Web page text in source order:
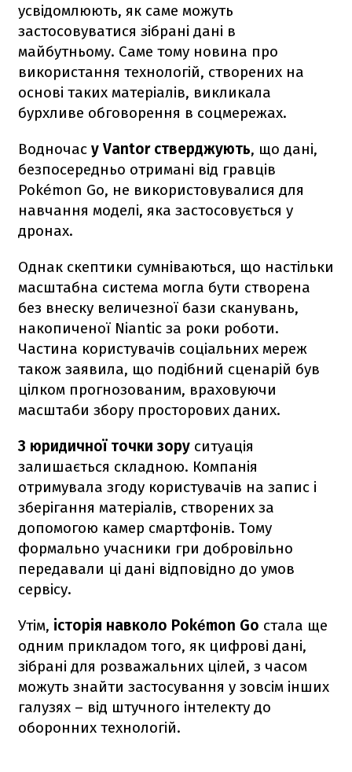
усвідомлюють, як саме можуть
застосовуватися зібрані дані в
майбутньому. Саме тому новина про
використання технологій, створених на
основі таких матеріалів, викликала
бурхливе обговорення в соцмережах.
Водночас у Vantor стверджують, що дані,
безпосередньо отримані від гравців
Pokémon Go, не використовувалися для
навчання моделі, яка застосовується у
дронах.
Однак скептики сумніваються, що настільки
масштабна система могла бути створена
без внеску величезної бази сканувань,
накопиченої Niantic за роки роботи.
Частина користувачів соціальних мереж
також заявила, що подібний сценарій був
цілком прогнозованим, враховуючи
масштаби збору просторових даних.
З юридичної точки зору ситуація
залишається складною. Компанія
отримувала згоду користувачів на запис і
зберігання матеріалів, створених за
допомогою камер смартфонів. Тому
формально учасники гри добровільно
передавали ці дані відповідно до умов
сервісу.
Утім, історія навколо Pokémon Go стала ще
одним прикладом того, як цифрові дані,
зібрані для розважальних цілей, з часом
можуть знайти застосування у зовсім інших
галузях – від штучного інтелекту до
оборонних технологій.